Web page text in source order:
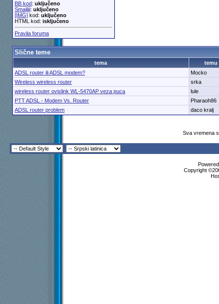
BB kod: uključeno
Smajliji: uključeno
[IMG]kod: uključeno
HTML kod: isključeno
Pravila foruma
Slične teme
tema
temu
ADSL router ili ADSL modem?
Mocko
Wireless wireless router
srka
wireless router ovislink WL-5470AP veza puca
lule
PTT ADSL - Modem Vs. Router
Pharaoh86
ADSL router problem
daco kralj
Sva vremena
Copyright